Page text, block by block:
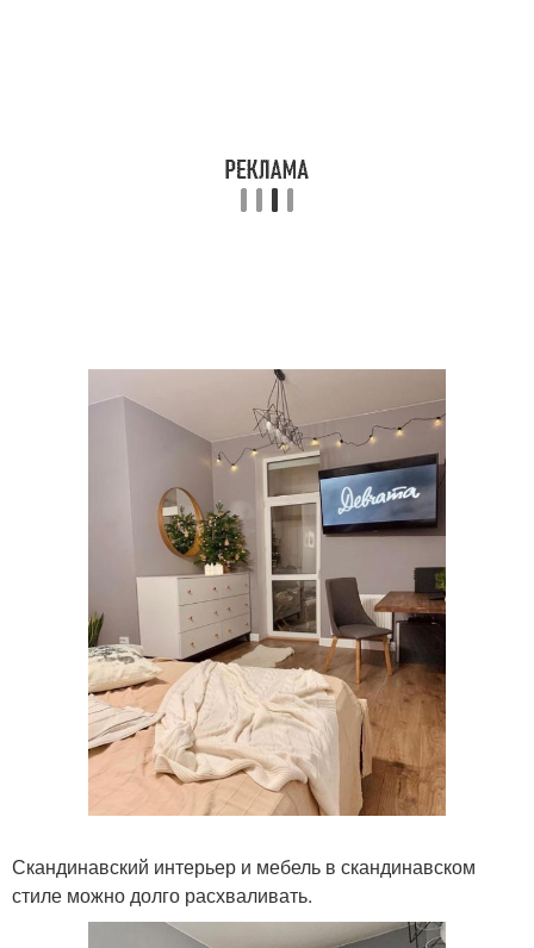
Скандинавский интерьер и мебель в скандинавском
стиле можно долго расхваливать.